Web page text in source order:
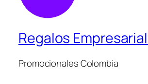
Regalos
Promocionales Colombia